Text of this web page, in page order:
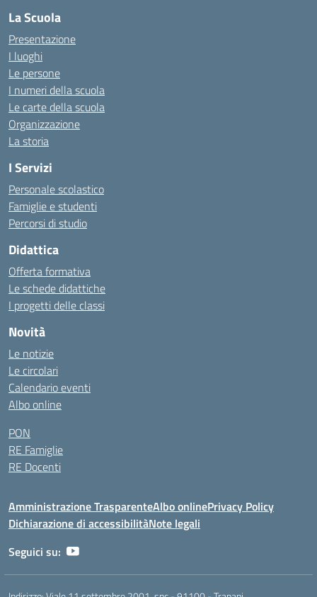
La Scuola
Presentazione
I luoghi
Le persone
I numeri della scuola
Le carte della scuola
Organizzazione
La storia
I Servizi
Personale scolastico
Famiglie e studenti
Percorsi di studio
Didattica
Offerta formativa
Le schede didattiche
I progetti delle classi
Novità
Le notizie
Le circolari
Calendario eventi
Albo online
PON
RE Famiglie
RE Docenti
Amministrazione TrasparenteAlbo onlinePrivacy Policy
Dichiarazione di accessibilitàNote legali
Seguici su: